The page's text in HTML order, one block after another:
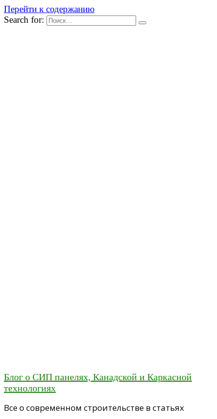
Перейти к содержанию
Search for:
Блог о СИП панелях, Канадской и Каркасной
технологиях
Все о современном строительстве в статьях